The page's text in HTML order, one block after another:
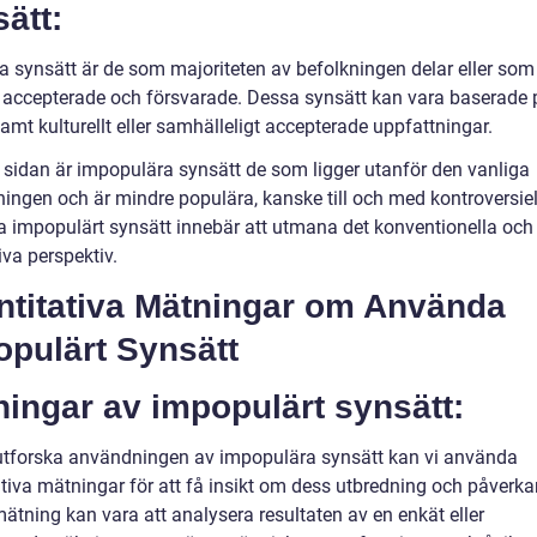
synsätt är de som majoriteten av befolkningen delar eller
och försvarade. Dessa synsätt kan vara baserade
kulturellt eller samhälleligt accepterade uppfattningar.
sidan är impopulära synsätt de som ligger utanför den vanliga
och är mindre populära, kanske till och med
impopulärt synsätt innebär att utmana det konventionella
perspektiv.
Mätningar om Använda
Synsätt
av impopulärt synsätt:
användningen av impopulära synsätt kan vi använda
mätningar för att få insikt om dess utbredning och
kan vara att analysera resultaten av en enkät eller